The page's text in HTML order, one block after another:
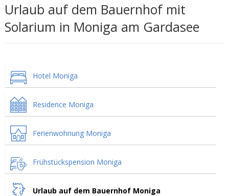
Urlaub auf dem Bauernhof mit
Solarium in Moniga am Gardasee
Hotel Moniga
Residence Moniga
Ferienwohnung Moniga
Frühstückspension Moniga
Urlaub auf dem Bauernhof Moniga